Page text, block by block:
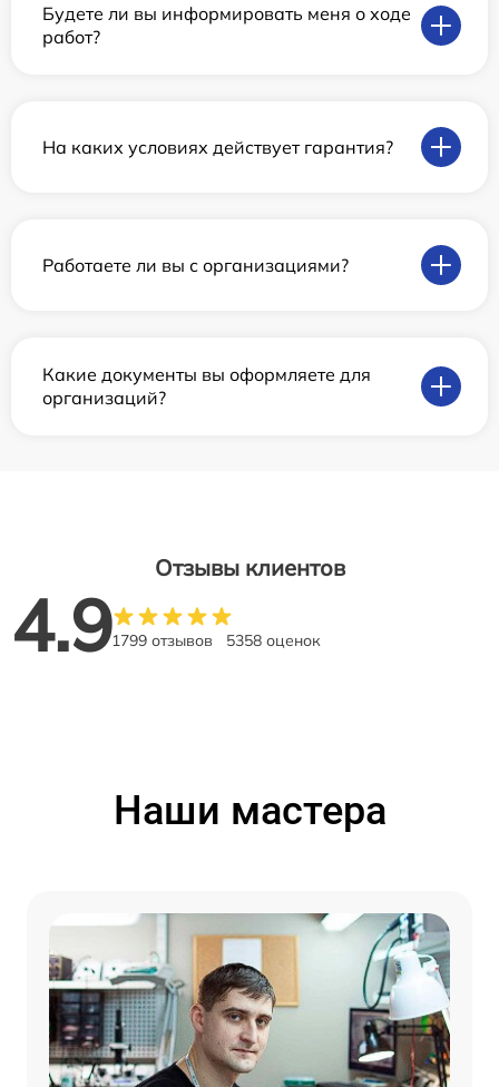
Будете ли вы информировать меня о ходе
работ?
На каких условиях действует гарантия?
Работаете ли вы с организациями?
Какие документы вы оформляете для
организаций?
Отзывы клиентов
4.91799 отзывов 5358 оценок
Наши мастера